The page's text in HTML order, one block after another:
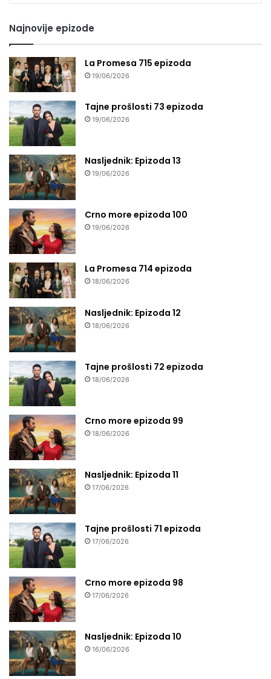
seriju
Najnovije epizode
La Promesa 715 epizoda
19/06/2026
Tajne prošlosti 73 epizoda
19/06/2026
Nasljednik: Epizoda 13
19/06/2026
Crno more epizoda 100
19/06/2026
La Promesa 714 epizoda
18/06/2026
Nasljednik: Epizoda 12
18/06/2026
Tajne prošlosti 72 epizoda
18/06/2026
Crno more epizoda 99
18/06/2026
Nasljednik: Epizoda 11
17/06/2026
Tajne prošlosti 71 epizoda
17/06/2026
Crno more epizoda 98
17/06/2026
Nasljednik: Epizoda 10
16/06/2026